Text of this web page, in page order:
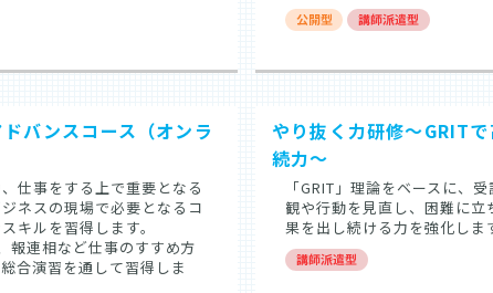
バンスコース（オンラ
仕事をする上で重要となる
ネスの現場で必要となるコ
キルを習得します。
報連相など仕事のすすめ方
合演習を通して習得しま
やり抜く力研修～GRIT
続力～
「GRIT」理論をベースに、
観や行動を見直し、困難に立
果を出し続ける力を強化しま